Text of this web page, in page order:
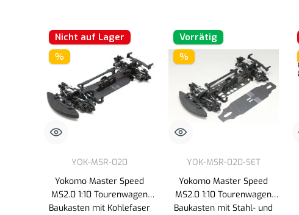
Nicht auf Lager
%
YOK-MSR-020
Yokomo Master Speed
MS2.0 1:10 Tourenwagen
Baukasten mit Kohlefaser
Vorrätig
%
YOK-MSR-020-SET
Yokomo Master Speed
MS2.0 1:10 Tourenwagen
Baukasten mit Stahl- und